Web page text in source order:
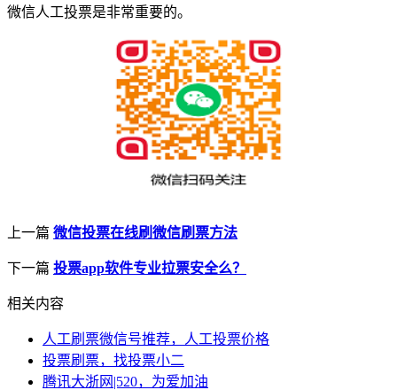
微信人工投票是非常重要的。
上一篇 微信投票在线刷微信刷票方法
下一篇 投票app软件专业拉票安全么？
相关内容
人工刷票微信号推荐，人工投票价格
投票刷票，找投票小二
腾讯大浙网|520，为爱加油